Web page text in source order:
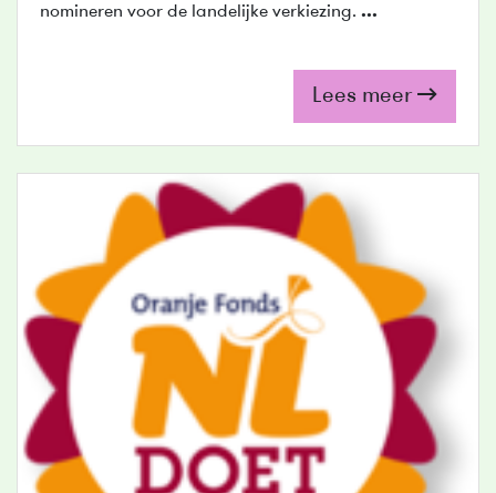
nomineren voor de landelijke verkiezing. ...
Lees meer